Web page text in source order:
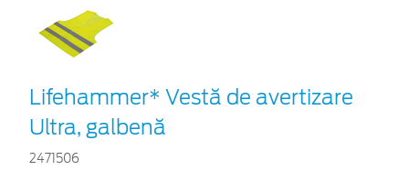
Lifehammer* Vestă de avertizare
Ultra, galbenă
2471506